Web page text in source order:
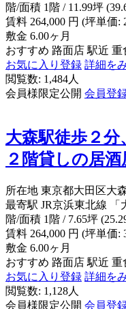
階/面積 1階 / 11.99坪
賃料 264,000 円 (坪単価:
敷金 6.00ヶ月
おすすめ 路面店 駅近 重
お気に入り登録 詳細を
閲覧数: 1,484人
会員様限定公開 会員登
大森駅徒歩２分
２階貸しの居
所在地 東京都大田区大
最寄駅 JR京浜東北線 「
階/面積 1階 / 7.65坪
賃料 264,000 円 (坪単価:
敷金 6.00ヶ月
おすすめ 路面店 駅近 重
お気に入り登録 詳細を
閲覧数: 1,128人
会員様限定公開 会員登